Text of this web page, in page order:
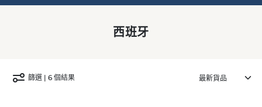
西班牙
篩選 | 6 個結果